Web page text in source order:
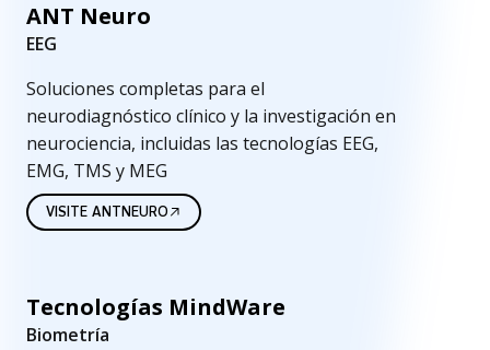
ANT Neuro
EEG
Soluciones completas para el
neurodiagnóstico clínico y la investigación en
neurociencia, incluidas las tecnologías EEG,
EMG, TMS y MEG
VISITE ANTNEURO
Tecnologías MindWare
Biometría